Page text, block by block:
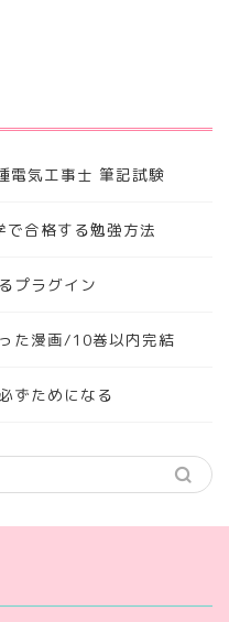
気工事士 筆記試験
で合格する勉強方法
プラグイン
た漫画/10巻以内完結
ずためになる